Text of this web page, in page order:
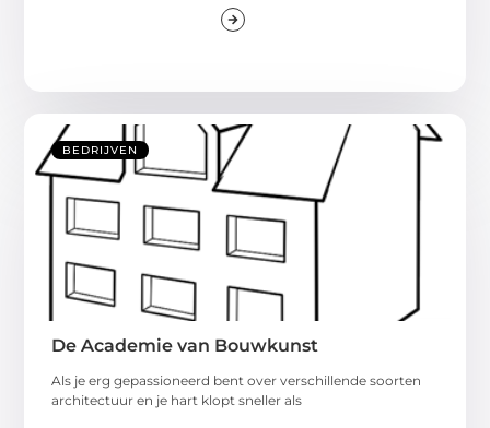
BEDRIJVEN
De Academie van Bouwkunst
Als je erg gepassioneerd bent over verschillende soorten
architectuur en je hart klopt sneller als